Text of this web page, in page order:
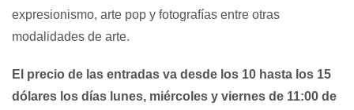
expresionismo, arte pop y fotografías entre otras
modalidades de arte.
El precio de las entradas va desde los 10 hasta los 15
dólares los días lunes, miércoles y viernes de 11:00 de